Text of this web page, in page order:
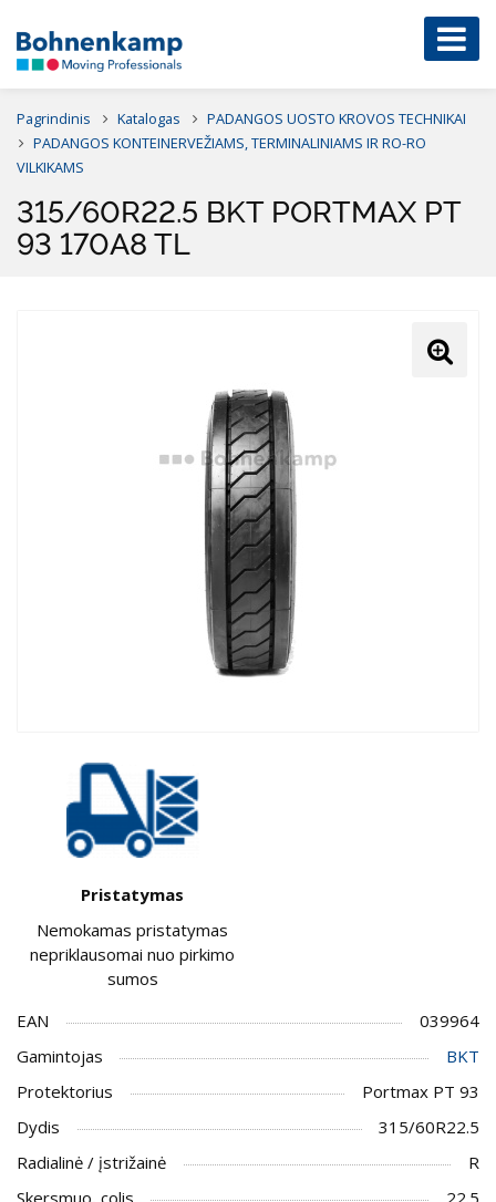
Pagrindinis Katalogas
PADANGOS UOSTO KROVOS TECHNIKAI
PADANGOS KONTEINERVEŽIAMS, TERMINALINIAMS IR RO-RO
VILKIKAMS
315/60R22.5 BKT PORTMAX PT
93 170A8 TL
Pristatymas
Nemokamas pristatymas
nepriklausomai nuo pirkimo
sumos
EAN
039964
Gamintojas
BKT
Protektorius
Portmax PT 93
Dydis
315/60R22.5
Radialinė / įstrižainė
R
Skersmuo, colis
22.5